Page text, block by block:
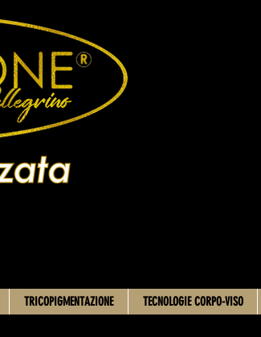
TRICOPIGMENTAZIONE TECNOLOGIE CORPO-VISO